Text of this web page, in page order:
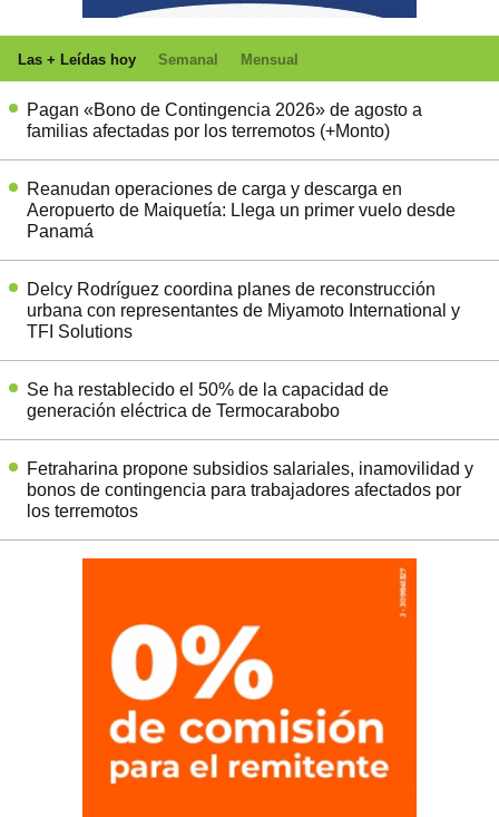
Las + Leídas hoy Semanal Mensual
Pagan «Bono de Contingencia 2026» de agosto a
familias afectadas por los terremotos (+Monto)
Reanudan operaciones de carga y descarga en
Aeropuerto de Maiquetía: Llega un primer vuelo desde
Panamá
Delcy Rodríguez coordina planes de reconstrucción
urbana con representantes de Miyamoto International y
TFI Solutions
Se ha restablecido el 50% de la capacidad de
generación eléctrica de Termocarabobo
Fetraharina propone subsidios salariales, inamovilidad y
bonos de contingencia para trabajadores afectados por
los terremotos